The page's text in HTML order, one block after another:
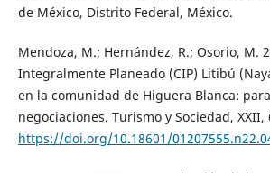
de México, Distrito Federal, México.
Mendoza, M.; Hernández, R.; Osorio, M.
Integralmente Planeado (CIP) Litibú
en la comunidad de Higuera Blanca:
negociaciones. Turismo y Sociedad, XXII,
https://doi.org/10.18601/